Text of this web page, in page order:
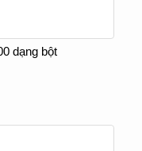
dạng bột